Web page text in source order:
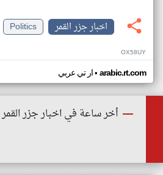
اخبار جزر القمر
Politics
OX58UY
ار تي عربي• arabic.rt.com
أخر ساعة في اخبار جزر القمر